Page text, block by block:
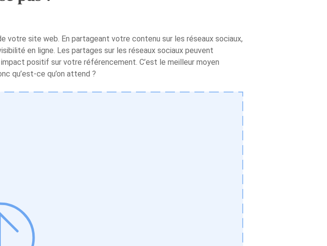
site web. En partageant votre contenu sur les réseaux sociaux,
en ligne. Les partages sur les réseaux sociaux peuvent
positif sur votre référencement. C’est le meilleur moyen
qu’est-ce qu’on attend ?